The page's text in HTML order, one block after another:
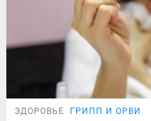
ЗДОРОВЬЕ ГРИПП И ОРВИ